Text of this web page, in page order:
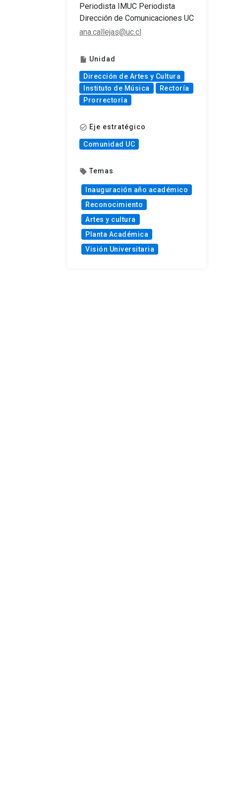
Periodista IMUC Periodista
Dirección de Comunicaciones UC
ana.callejas@uc.cl
insert_drive_file Unidad
Dirección de Artes y Cultura
Instituto de Música
Rectoría
Prorrectoría
check_circle_outline Eje estratégico
Comunidad UC
local_offer Temas
Inauguración año académico
Reconocimiento
Artes y cultura
Planta Académica
Visión Universitaria